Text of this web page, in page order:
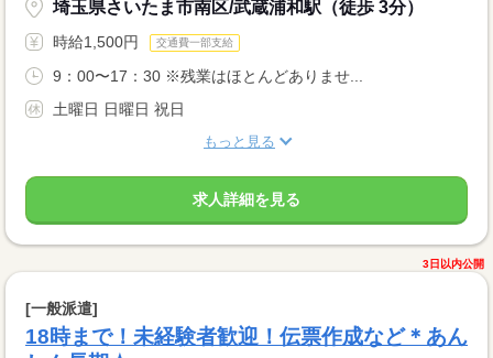
埼玉県さいたま市南区/武蔵浦和駅（徒歩 3分）
時給1,500円 交通費一部支給
9：00〜17：30 ※残業はほとんどありませ...
土曜日 日曜日 祝日
もっと見る
求人詳細を見る
3日以内公開
[一般派遣]
18時まで！未経験者歓迎！伝票作成など＊あん